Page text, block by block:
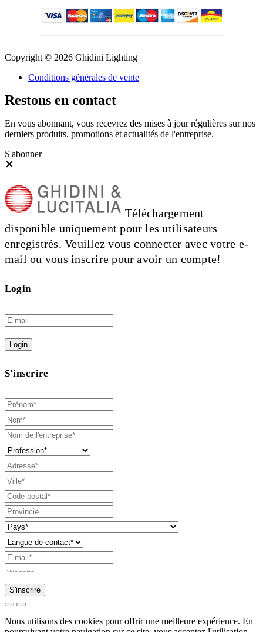
Copyright © 2026 Ghidini Lighting
Conditions générales de vente
Restons en contact
En vous abonnant, vous recevrez des mises à jour régulières sur nos
derniers produits, promotions et actualités de l'entreprise.
S'abonner
Téléchargement
disponible uniquement pour les utilisateurs
enregistrés. Veuillez vous connecter avec votre e-
mail ou vous inscrire pour avoir un compte!
Login
Login
S'inscrire
Demande d'envoi de catalogue
S'inscrire
Nous utilisons des cookies pour offrir une meilleure expérience. En